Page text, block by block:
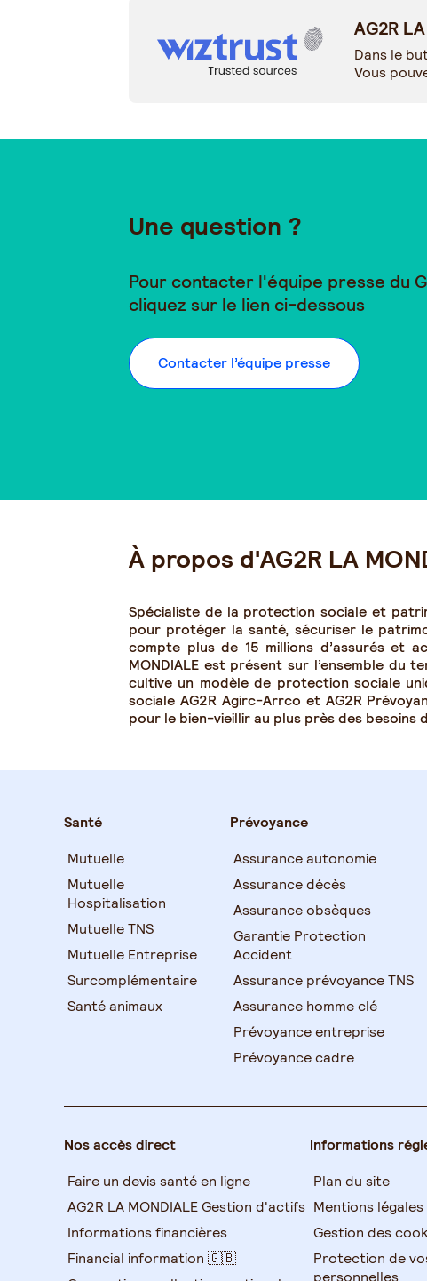
AG2R
Dans le
Vous
Une question ?
Pour contacter l'équipe presse du
cliquez sur le lien ci-dessous
Contacter l’équipe presse
À propos d'AG2R LA
Spécialiste de la protection sociale et
pour protéger la santé, sécuriser le
compte plus de 15 millions d’assurés et
MONDIALE est présent sur l’ensemble
cultive un modèle de protection sociale
sociale AG2R Agirc-Arrco et AG2R
pour le bien-vieillir au plus près des
Santé
Mutuelle
Mutuelle
Hospitalisation
Mutuelle TNS
Mutuelle Entreprise
Surcomplémentaire
Santé animaux
Prévoyance
Assurance autonomie
Assurance décès
Assurance obsèques
Garantie Protection
Accident
Assurance prévoyance TNS
Assurance homme clé
Prévoyance entreprise
Prévoyance cadre
Nos accès direct
Faire un devis santé en ligne
AG2R LA MONDIALE Gestion d'actifs
Informations financières
Financial information 🇬🇧
Informations
Plan du site
Mentions légales
Gestion des
Protection de
personnelles